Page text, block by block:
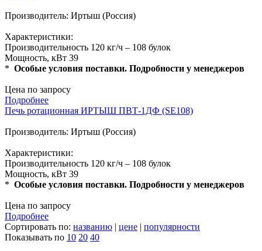
Производитель: Иртыш (Россия)
Характеристики:
Производительность 120 кг/ч – 108 булок
Мощность, кВт 39
* Особые условия поставки. Подробности у менеджеров
Цена по запросу
Подробнее
Печь ротационная ИРТЫШ ПВТ-1ДФ (SE108)
Производитель: Иртыш (Россия)
Характеристики:
Производительность 120 кг/ч – 108 булок
Мощность, кВт 39
* Особые условия поставки. Подробности у менеджеров
Цена по запросу
Подробнее
Сортировать по: названию | цене | популярности
Показывать по 10 20 40